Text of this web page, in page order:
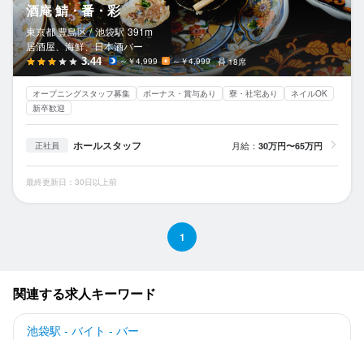
酒庵 鯖・番・彩
東京都 豊島区 / 池袋駅 391m
居酒屋、海鮮、日本酒バー
3.44 ～￥4,999 ～￥4,999 18席
オープニングスタッフ募集 ボーナス・賞与あり 寮・社宅あり
ネイルOK
新卒歓迎
正社員 ホールスタッフ 月給： 30万円〜65万円
最終更新日：30日以上前
1
関連する求人キーワード
池袋駅 - バイト - バー